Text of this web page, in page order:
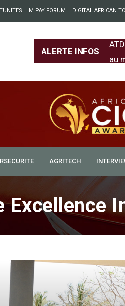
M PAY FORUM DIGITAL AFRICAN
ALERTE INFOS
ponts entre l’Europe et
au
AGRITECH
Excellence